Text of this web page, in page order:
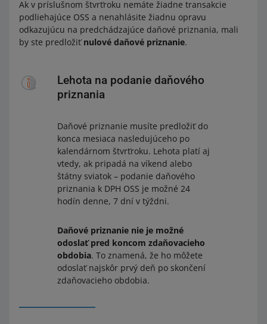
Ak v príslušnom štvrťroku nemáte žiadne transakcie
podliehajúce OSS a nenahlásite žiadnu opravu
odkazujúcu na predchádzajúce daňové priznania, mali
by ste predložiťnulové daňové priznanie.
Lehota na podanie daňového
priznania
Daňové priznanie musíte predložiť do
konca mesiaca nasledujúceho po
kalendárnom štvrťroku. Lehota platí aj
vtedy, ak pripadá na víkend alebo
štátny sviatok – podanie daňového
priznania k DPH OSS je možné 24
hodín denne, 7 dní v týždni.
Daňové priznanie nie je možné
odoslať pred koncom zdaňovacieho
obdobia. To znamená, že ho môžete
odoslať najskôr prvý deň po skončení
zdaňovacieho obdobia.